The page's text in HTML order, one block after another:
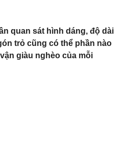
quan sát hình dáng, độ dài
trỏ cũng có thể phần nào
giàu nghèo của mỗi